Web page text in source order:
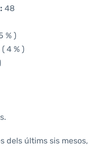
48
% )
( 4 % )
dels últims sis mesos,